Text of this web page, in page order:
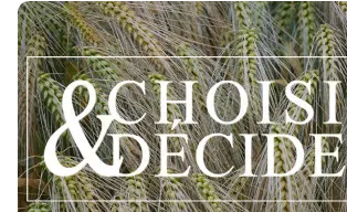
Conduite des orges d'hiver : des
réussir ses interventions au
Retrouvez les préconisations en matière
azotée et de protection des orges...
12 DÉC. 2025